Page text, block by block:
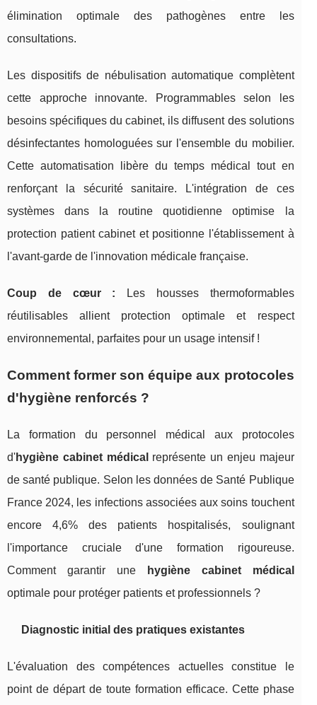
élimination optimale des pathogènes entre les
consultations.
Les dispositifs de nébulisation automatique complètent
cette approche innovante. Programmables selon les
besoins spécifiques du cabinet, ils diffusent des solutions
désinfectantes homologuées sur l'ensemble du mobilier.
Cette automatisation libère du temps médical tout en
renforçant la sécurité sanitaire. L'intégration de ces
systèmes dans la routine quotidienne optimise la
protection patient cabinet et positionne l'établissement à
l'avant-garde de l'innovation médicale française.
Coup de cœur : Les housses thermoformables
réutilisables allient protection optimale et respect
environnemental, parfaites pour un usage intensif !
Comment former son équipe aux protocoles
d'hygiène renforcés ?
La formation du personnel médical aux protocoles
d'hygiène cabinet médical représente un enjeu majeur
de santé publique. Selon les données de Santé Publique
France 2024, les infections associées aux soins touchent
encore 4,6% des patients hospitalisés, soulignant
l'importance cruciale d'une formation rigoureuse.
Comment garantir une
hygiène cabinet médical
optimale pour protéger patients et professionnels ?
Diagnostic initial des pratiques existantes
L'évaluation des compétences actuelles constitue le
point de départ de toute formation efficace. Cette phase